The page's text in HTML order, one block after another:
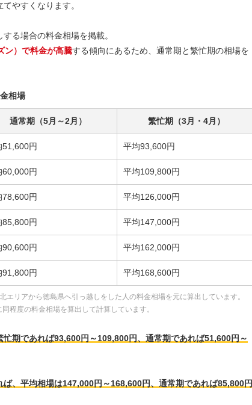
やすくなります。
る場合の料金相場を掲載。
ン）で料金が高騰する傾向にあるため、通常期と繁忙期の相場を
相場
通常期（5月～2月） 繁忙期（3月・4月）
51,600円 平均93,600円
60,000円 平均109,800円
78,600円 平均126,000円
85,800円 平均147,000円
90,600円 平均162,000円
91,800円 平均168,600円
リアから徳島県へ引っ越しをした人の料金相場を元に算出しています。
程度の料金相場を算出して計算しています。
期であれば93,600円～109,800円、通常期であれば51,600円～
、平均相場は147,000円～168,600円、通常期であれば85,800円